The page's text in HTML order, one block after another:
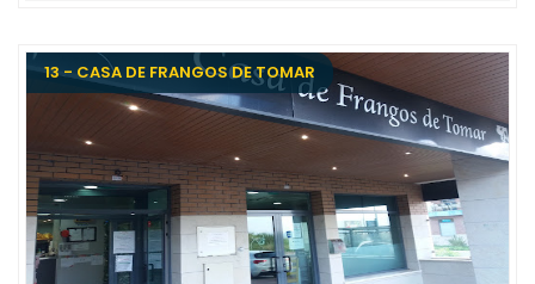
13 - CASA DE FRANGOS DE TOMAR